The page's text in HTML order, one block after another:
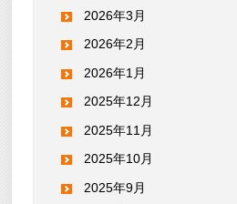
2026年3月
2026年2月
2026年1月
2025年12月
2025年11月
2025年10月
2025年9月